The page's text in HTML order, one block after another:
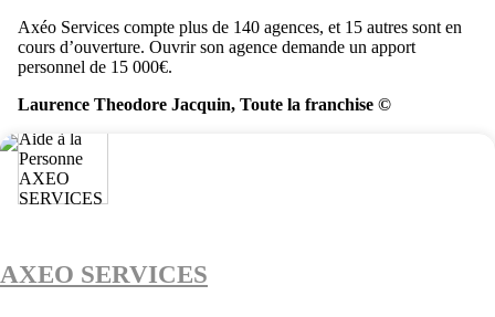
Axéo Services compte plus de 140 agences, et 15 autres sont en
cours d’ouverture. Ouvrir son agence demande un apport
personnel de 15 000€.
Laurence Theodore Jacquin, Toute la franchise ©
AXEO SERVICES